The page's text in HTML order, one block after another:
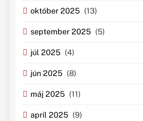
október 2025 (13)
september 2025 (5)
júl 2025 (4)
jún 2025 (8)
máj 2025 (11)
apríl 2025 (9)